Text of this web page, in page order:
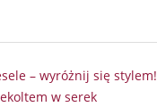
– wyróżnij się stylem!
w serek